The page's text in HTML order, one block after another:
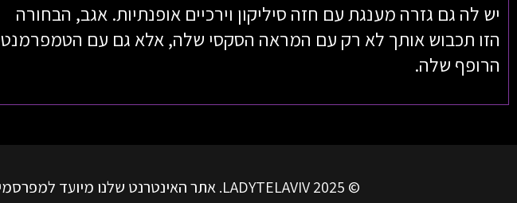
יש לה גם גזרה מענגת עם חזה סיליקון וירכיים אופנתיות. אגב, הבחורה
הזו תכבוש אותך לא רק עם המראה הסקסי שלה, אלא גם עם הטמפרמנט
הרופף שלה.
© LADYTELAVIV 2025. אתר האינטרנט שלנו מיועד למפרסמים עצמאיים. איננו אחראים למידע שהם מפרסמים בפלטפורמה שלנו.